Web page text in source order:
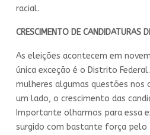
racial.
CRESCIMENTO DE CANDIDATURAS
As eleições acontecem em
única exceção é o Distrito
mulheres algumas questões nos
um lado, o crescimento das
Importante olharmos para essa
surgido com bastante força pelo